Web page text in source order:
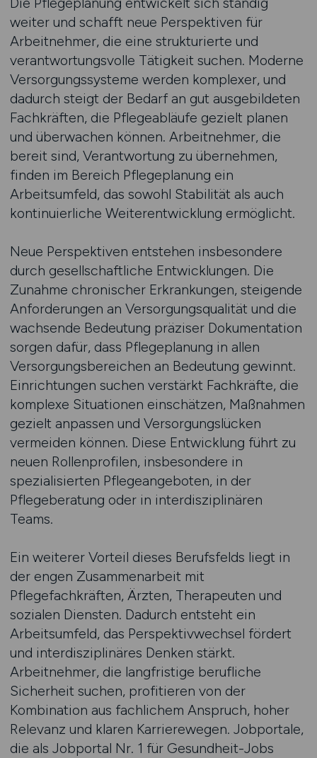
weiter und schafft neue Perspektiven für
Arbeitnehmer, die eine strukturierte und
verantwortungsvolle Tätigkeit suchen. Moderne
Versorgungssysteme werden komplexer, und
dadurch steigt der Bedarf an gut ausgebildeten
Fachkräften, die Pflegeabläufe gezielt planen
und überwachen können. Arbeitnehmer, die
bereit sind, Verantwortung zu übernehmen,
finden im Bereich Pflegeplanung ein
Arbeitsumfeld, das sowohl Stabilität als auch
kontinuierliche Weiterentwicklung ermöglicht.
Neue Perspektiven entstehen insbesondere
durch gesellschaftliche Entwicklungen. Die
Zunahme chronischer Erkrankungen, steigende
Anforderungen an Versorgungsqualität und die
wachsende Bedeutung präziser Dokumentation
sorgen dafür, dass Pflegeplanung in allen
Versorgungsbereichen an Bedeutung gewinnt.
Einrichtungen suchen verstärkt Fachkräfte, die
komplexe Situationen einschätzen, Maßnahmen
gezielt anpassen und Versorgungslücken
vermeiden können. Diese Entwicklung führt zu
neuen Rollenprofilen, insbesondere in
spezialisierten Pflegeangeboten, in der
Pflegeberatung oder in interdisziplinären
Teams.
Ein weiterer Vorteil dieses Berufsfelds liegt in
der engen Zusammenarbeit mit
Pflegefachkräften, Ärzten, Therapeuten und
sozialen Diensten. Dadurch entsteht ein
Arbeitsumfeld, das Perspektivwechsel fördert
und interdisziplinäres Denken stärkt.
Arbeitnehmer, die langfristige berufliche
Sicherheit suchen, profitieren von der
Kombination aus fachlichem Anspruch, hoher
Relevanz und klaren Karrierewegen. Jobportale,
die als Jobportal Nr. 1 für Gesundheit-Jobs